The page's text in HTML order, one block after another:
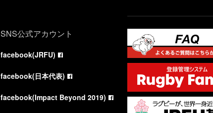
SNS公式アカウント
facebook(JRFU)
facebook(日本代表)
facebook(Impact Beyond 2019)